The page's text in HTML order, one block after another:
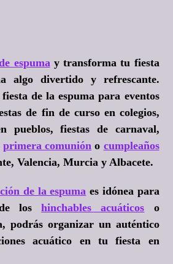
espuma y transforma tu fiesta
algo divertido y refrescante.
de la espuma para eventos
de fin de curso en colegios,
pueblos, fiestas de carnaval,
primera comunión o cumpleaños
Valencia, Murcia y Albacete.
de la espuma es idónea para
loshinchables acuáticos o
podrás organizar un auténtico
acuático en tu fiesta en